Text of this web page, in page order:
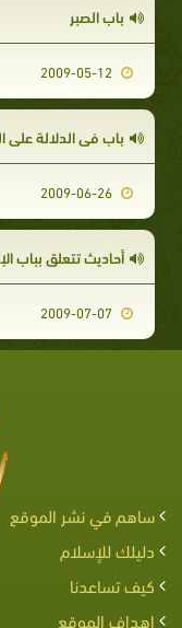
باب الصبر
باب في الدلالة على
أحاديث تتعلق بباب
ساهم في نشر الموقع
دليلك للإسلام
كيف تساعدنا
اهداف الموقع